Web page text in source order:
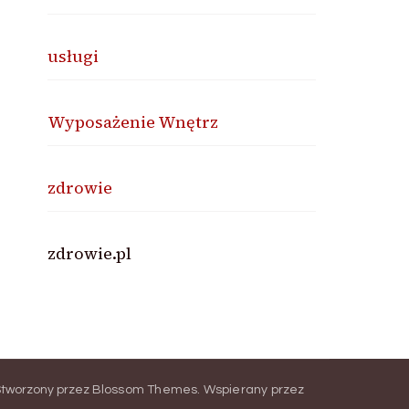
usługi
Wyposażenie Wnętrz
zdrowie
zdrowie.pl
przez Blossom Themes. Wspierany przez